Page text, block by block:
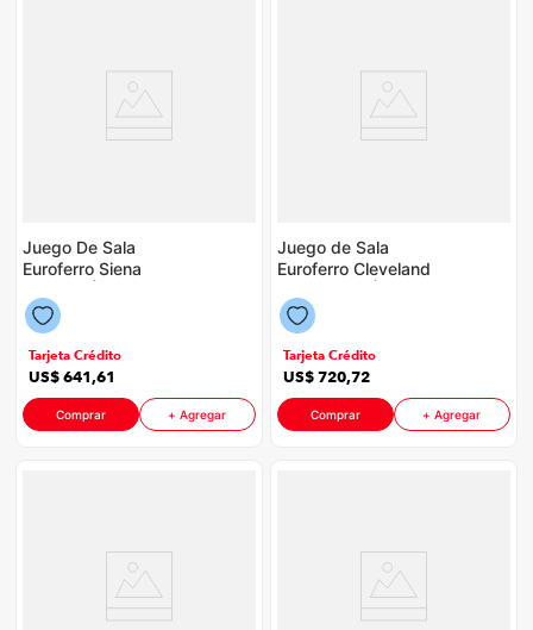
Juego De Sala
Euroferro Siena
Con Azul
Tarjeta Crédito
US$641,61
Comprar + Agregar
Juego de Sala
Euroferro Cleveland
Chocolate
Tarjeta Crédito
US$720,72
Comprar + Agregar